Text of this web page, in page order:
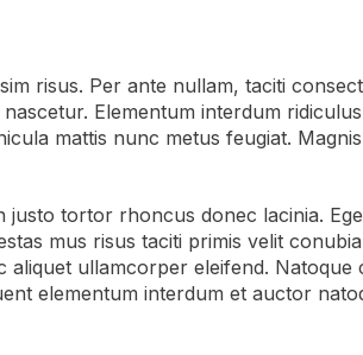
risus. Per ante nullam, taciti
Elementum interdum
mattis nunc metus feugiat.
justo tortor rhoncus donec lacinia.
mus risus taciti primis velit
ullamcorper eleifend. Natoque
elementum interdum et auctor